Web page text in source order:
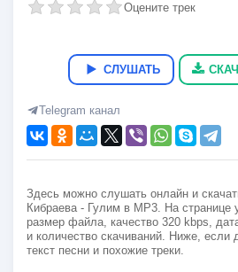
Оцените трек
СЛУШАТЬ
Telegram канал
Здесь можно слушать онлайн и
Кибраева - Гулим в MP3. На странице
размер файла, качество 320 kbps,
и количество скачиваний. Ниже, если
текст песни и похожие треки.